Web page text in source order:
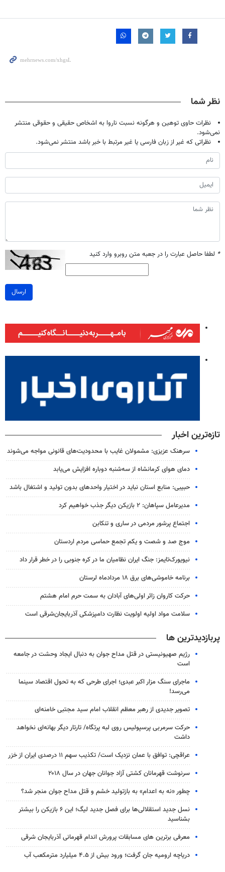
نظر شما
نظرات حاوی توهین و هرگونه نسبت ناروا به اشخاص حقیقی و حقوقی منتشر
نمی‌شود.
نظراتی که غیر از زبان فارسی یا غیر مرتبط با خبر باشد منتشر نمی‌شود.
* لطفا حاصل عبارت را در جعبه متن روبرو وارد کنید
ارسال
تازه‌ترین اخبار
سرهنک عزیزی: مشمولان غایب با محدودیت‌های قانونی مواجه می‌شوند
دمای هوای کرمانشاه از سه‌شنبه دوباره افزایش می‌یابد
حبیبی: منابع استان نباید در اختیار واحدهای بدون تولید و اشتغال باشد
مدیرعامل سپاهان: ۲ بازیکن دیگر جذب خواهیم کرد
اجتماع پرشور مردمی در ساری و تنکابن
موج صد و شصت و یکم تجمع حماسی مردم اردستان
نیویورک‌تایمز: جنگ ایران نظامیان ما در کره جنوبی را در خطر قرار داد
برنامه خاموشی‌های برق ۱۸ مردادماه لرستان
حرکت کاروان زائر اولی‌های آبادان به سمت حرم امام هشتم
سلامت مواد اولیه اولویت نظارت دامپزشکی آذربایجان‌شرقی است
پربازدیدترین ها
رژیم صهیونیستی در قتل مداح جوان به دنبال ایجاد وحشت در جامعه
است
ماجرای سنگ مزار اکبر عبدی؛ اجرای طرحی که به تحول اقتصاد سینما
می‌رسد!
تصویر جدیدی از رهبر معظم انقلاب امام سید مجتبی خامنه‌ای
حرکت سرمربی پرسپولیس روی لبه پرتگاه/ تارتار دیگر بهانه‌ای نخواهد
داشت
عراقچی: توافق با عمان نزدیک است/ تکذیب سهم ۱۱ درصدی ایران از خزر
سرنوشت قهرمانان کشتی آزاد جوانان جهان در سال ۲۰۱۸
چطور «نه به اعدام» به بازتولید خشم و قتل مداح جوان منجر شد؟
نسل جدید استقلالی‌ها برای فصل جدید لیگ؛ این ۶ بازیکن را بیشتر
بشناسید
معرفی برترین های مسابقات پرورش اندام قهرمانی آذربایجان شرقی
دریاچه ارومیه جان گرفت؛ ورود بیش از ۴.۵ میلیارد مترمکعب آب